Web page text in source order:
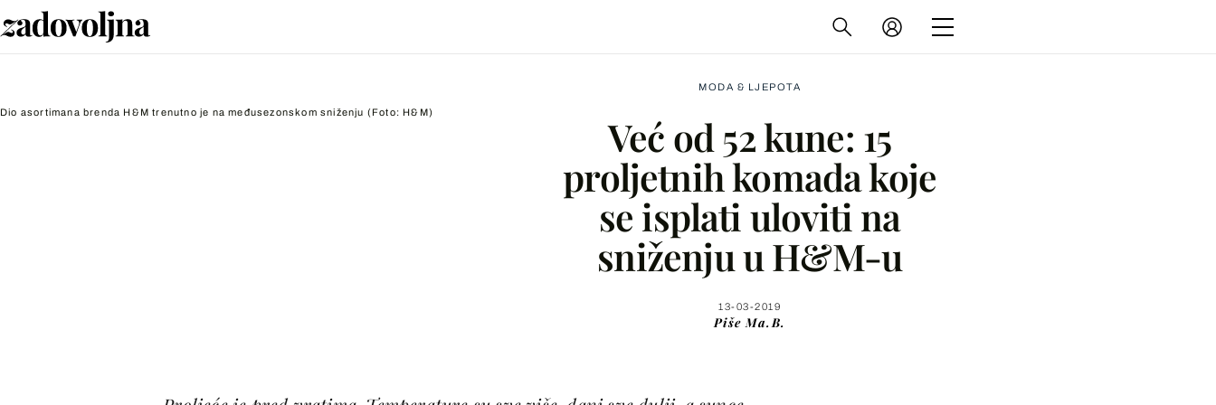
Dio asortimana brenda H&M trenutno je na međusezonskom sniženju (Foto: H&M)
MODA & LJEPOTA
Već od 52 kune: 15
proljetnih komada koje
se isplati uloviti na
sniženju u H&M-u
13-03-2019
Piše Ma.B.